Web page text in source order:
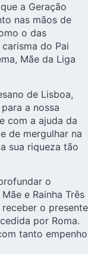
a Geração
nas mãos de
o das
do Pai
Mãe da Liga
de Lisboa,
a nossa
com a ajuda da
de mergulhar na
sua riqueza tão
o
e Rainha Três
o presente
por Roma.
tanto empenho